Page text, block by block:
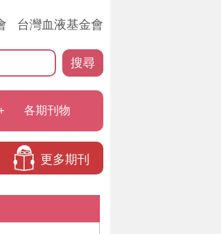
台灣血液基金會
搜尋
各期刊物
更多期刊